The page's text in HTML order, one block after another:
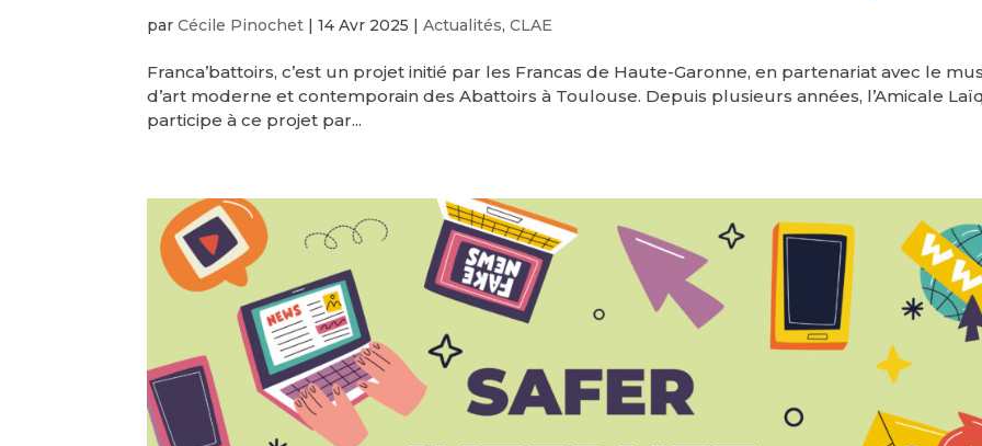
parCécile Pinochet |14 Avr 2025 |Actualités,CLAE
Franca’battoirs, c’est un projet initié par les Francas de Haute-Garonne, en partenariat avec le
d’art moderne et contemporain des Abattoirs à Toulouse. Depuis plusieurs années, l’Amicale
participe à ce projet par...